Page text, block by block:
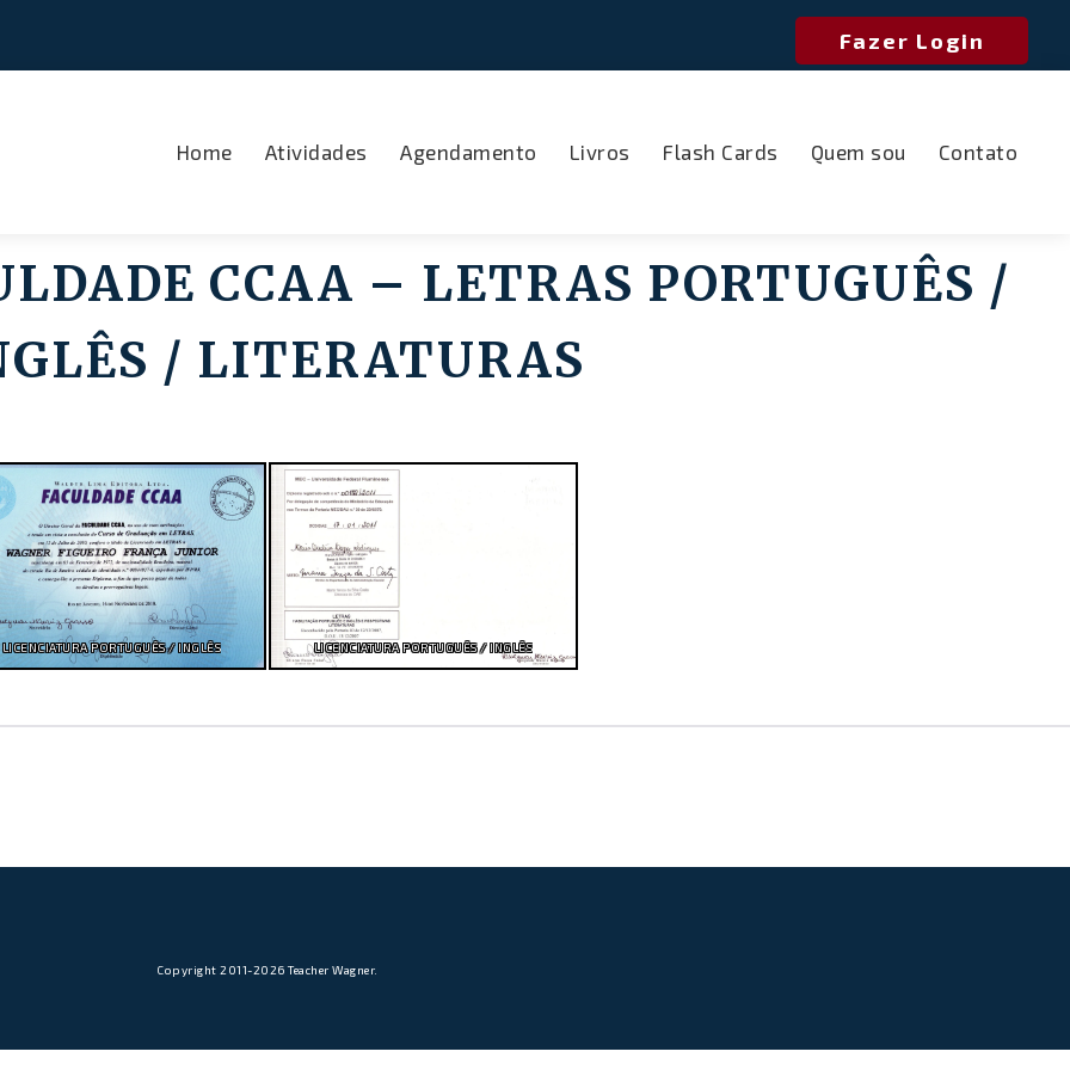
Fazer Login
Home Atividades Agendamento Livros Flash Cards Quem sou Contato
CCAA – LETRAS PORTUGUÊS /
/ LITERATURAS
LICENCIATURA PORTUGUÊS / INGLÊS LICENCIATURA PORTUGUÊS / INGLÊS
Copyright 2011-2026 Teacher Wagner.